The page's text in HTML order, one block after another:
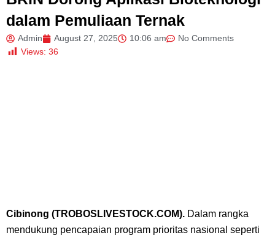
dalam Pemuliaan Ternak
Admin August 27, 2025 10:06 am
No Comments
Views: 36
Cibinong (TROBOSLIVESTOCK.COM). Dalam rangka
mendukung pencapaian program prioritas nasional seperti